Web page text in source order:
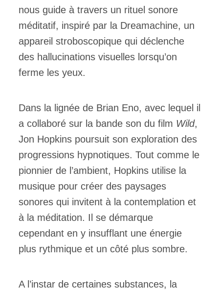
nous guide à travers un rituel sonore
méditatif, inspiré par la Dreamachine, un
appareil stroboscopique qui déclenche
des hallucinations visuelles lorsqu’on
ferme les yeux.
Dans la lignée de Brian Eno, avec lequel il
a collaboré sur la bande son du film Wild,
Jon Hopkins poursuit son exploration des
progressions hypnotiques. Tout comme le
pionnier de l’ambient, Hopkins utilise la
musique pour créer des paysages
sonores qui invitent à la contemplation et
à la méditation. Il se démarque
cependant en y insufflant une énergie
plus rythmique et un côté plus sombre.
A l’instar de certaines substances, la